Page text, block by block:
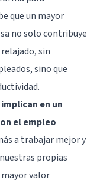
que un mayor
no solo contribuye
sin
sino que
en un
el empleo
a trabajar mejor y
propias
valor